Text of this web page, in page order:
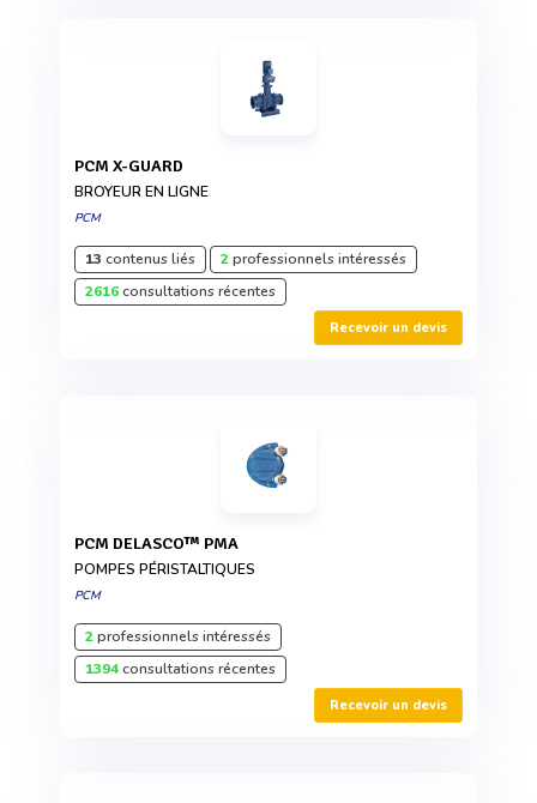
PCM X-GUARD
BROYEUR EN LIGNE
PCM
13 contenus liés 2professionnels intéressés
2616consultations récentes
Recevoir un devis
PCM DELASCO™ PMA
POMPES PÉRISTALTIQUES
PCM
2professionnels intéressés
1394consultations récentes
Recevoir un devis